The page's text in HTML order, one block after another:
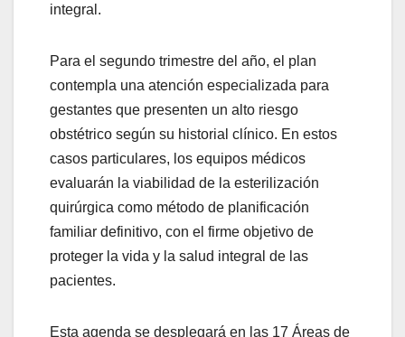
integral.
Para el segundo trimestre del año, el plan
contempla una atención especializada para
gestantes que presenten un alto riesgo
obstétrico según su historial clínico. En estos
casos particulares, los equipos médicos
evaluarán la viabilidad de la esterilización
quirúrgica como método de planificación
familiar definitivo, con el firme objetivo de
proteger la vida y la salud integral de las
pacientes.
Esta agenda se desplegará en las 17 Áreas de